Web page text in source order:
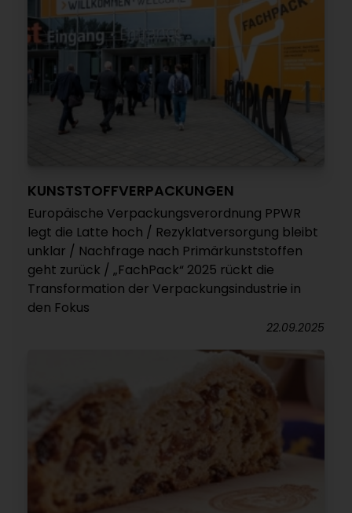
KUNSTSTOFFVERPACKUNGEN
Europäische Verpackungsverordnung PPWR
legt die Latte hoch / Rezyklatversorgung bleibt
unklar / Nachfrage nach Primärkunststoffen
geht zurück / „FachPack“ 2025 rückt die
Transformation der Verpackungsindustrie in
den Fokus
22.09.2025